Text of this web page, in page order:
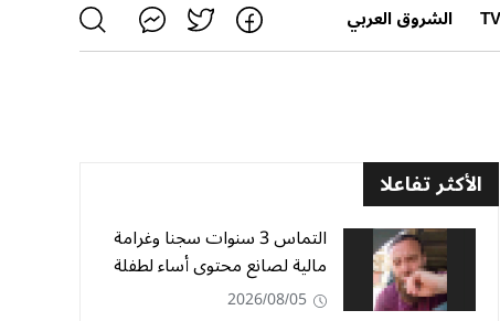
الشروق العربي
الأكثر تفاعلا
التماس 3 سنوات سجنا وغرامة
مالية لصانع محتوى أساء لطفلة
2026/08/05